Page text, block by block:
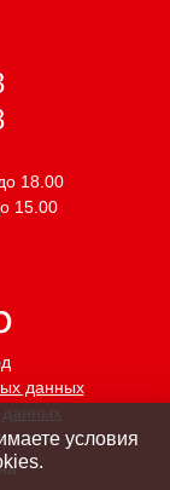
данных
18.00
15.00
условия